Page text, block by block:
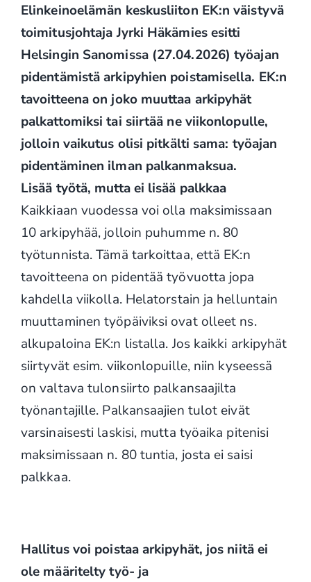
Elinkeinoelämän keskusliiton EK:n väistyvä
toimitusjohtaja Jyrki Häkämies esitti
Helsingin Sanomissa (27.04.2026) työajan
pidentämistä arkipyhien poistamisella. EK:n
tavoitteena on joko muuttaa arkipyhät
palkattomiksi tai siirtää ne viikonlopulle,
jolloin vaikutus olisi pitkälti sama: työajan
pidentäminen ilman palkanmaksua.
Lisää työtä, mutta ei lisää palkkaa
Kaikkiaan vuodessa voi olla maksimissaan
10 arkipyhää, jolloin puhumme n. 80
työtunnista. Tämä tarkoittaa, että EK:n
tavoitteena on pidentää työvuotta jopa
kahdella viikolla. Helatorstain ja helluntain
muuttaminen työpäiviksi ovat olleet ns.
alkupaloina EK:n listalla. Jos kaikki arkipyhät
siirtyvät esim. viikonlopuille, niin kyseessä
on valtava tulonsiirto palkansaajilta
työnantajille. Palkansaajien tulot eivät
varsinaisesti laskisi, mutta työaika pitenisi
maksimissaan n. 80 tuntia, josta ei saisi
palkkaa.
Hallitus voi poistaa arkipyhät, jos niitä ei
ole määritelty työ- ja